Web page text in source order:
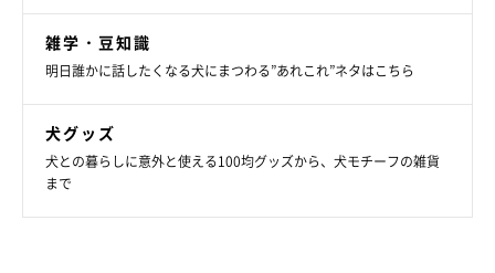
雑学・豆知識
明日誰かに話したくなる犬にまつわる”あれこれ”ネタはこちら
犬グッズ
犬との暮らしに意外と使える100均グッズから、犬モチーフの雑貨
まで